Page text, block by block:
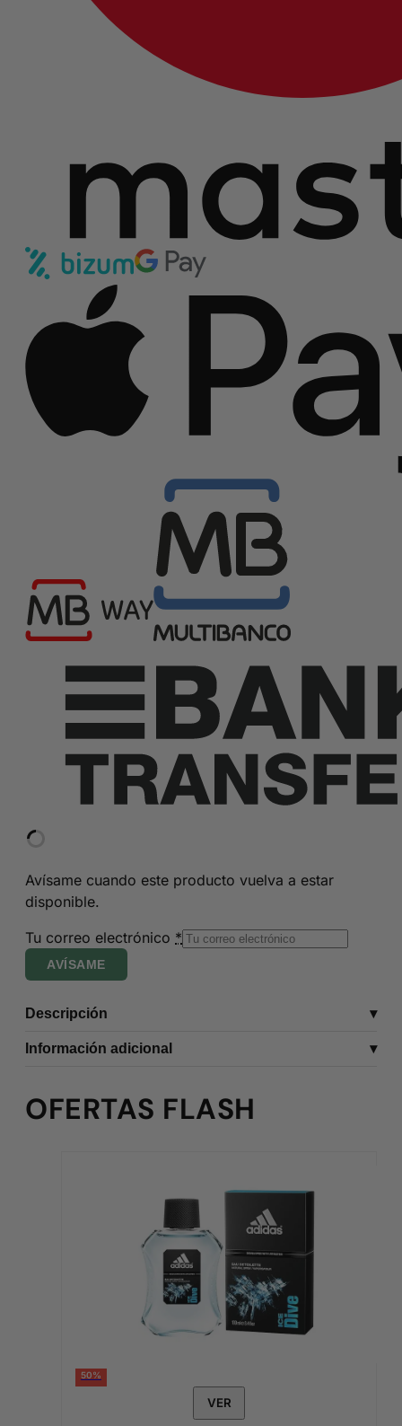
Avísame cuando este producto vuelva a estar
disponible.
Tu correo electrónico *
AVÍSAME
Descripción
Información adicional
OFERTAS FLASH
50%
VER